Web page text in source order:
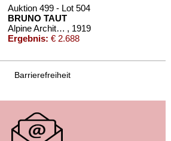
Auktion 499 - Lot 504
BRUNO TAUT
Alpine Architektur , 1919
Ergebnis: € 2.688
Barrierefreiheit